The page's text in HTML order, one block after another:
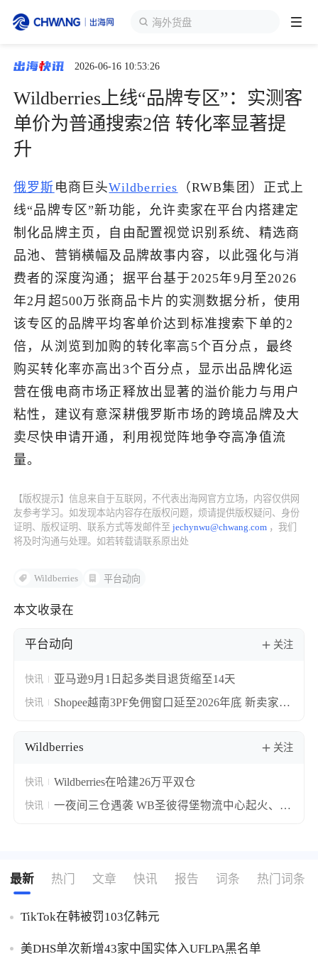
全球开店
跨境展会
出海服务
出海资讯
跨境报告
出海导航
出海交流群
了解出海网
2026-06-16 10:53:26
Wildberries上线“品牌专区”：实测客
单价为普通搜索2倍 转化率显著提
升
俄罗斯 电商巨头Wildberries （RWB集团）正式上
线“品牌专区”新功能，允许卖家在平台内搭建定
制化品牌主页，自由配置视觉识别系统、精选商
品池、营销横幅及品牌故事内容，以此强化与消
费者的深度沟通；据平台基于2025年9月至2026
年2月超500万张商品卡片的实测数据分析，使用
该专区的品牌平均客单价达到标准搜索下单的2
倍，从浏览到加购的转化率高5个百分点，最终
购买转化率亦高出3个百分点，显示出品牌化运
营在俄电商市场正释放出显著的溢价能力与用户
粘性，建议有意深耕俄罗斯市场的跨境品牌及大
卖尽快申请开通，利用视觉阵地争夺高净值流
量。
【版权提示】信息来自于互联网，不代表出海网官方立场，内容仅供网
友参考学习。如发现本站内容存在版权问题，烦请提供版权疑问、身份
证明、版权证明、联系方式等发邮件至jechynwu@chwang.com ，我们
将及时沟通与处理。如若转载请联系原出处
Wildberries 平台动向
本文收录在
平台动向 关注
快讯 亚马逊9月1日起多类目退货缩至14天
快讯
Shopee越南3PF免佣窗口延至2026年底 新卖家最
Wildberries 关注
快讯 Wildberries在哈建26万平双仓
快讯
一夜间三仓遇袭 WB圣彼得堡物流中心起火、契
最新 热门 文章 快讯 报告 词条 热门词条
TikTok在韩被罚103亿韩元
美DHS单次新增43家中国实体入UFLPA黑名单